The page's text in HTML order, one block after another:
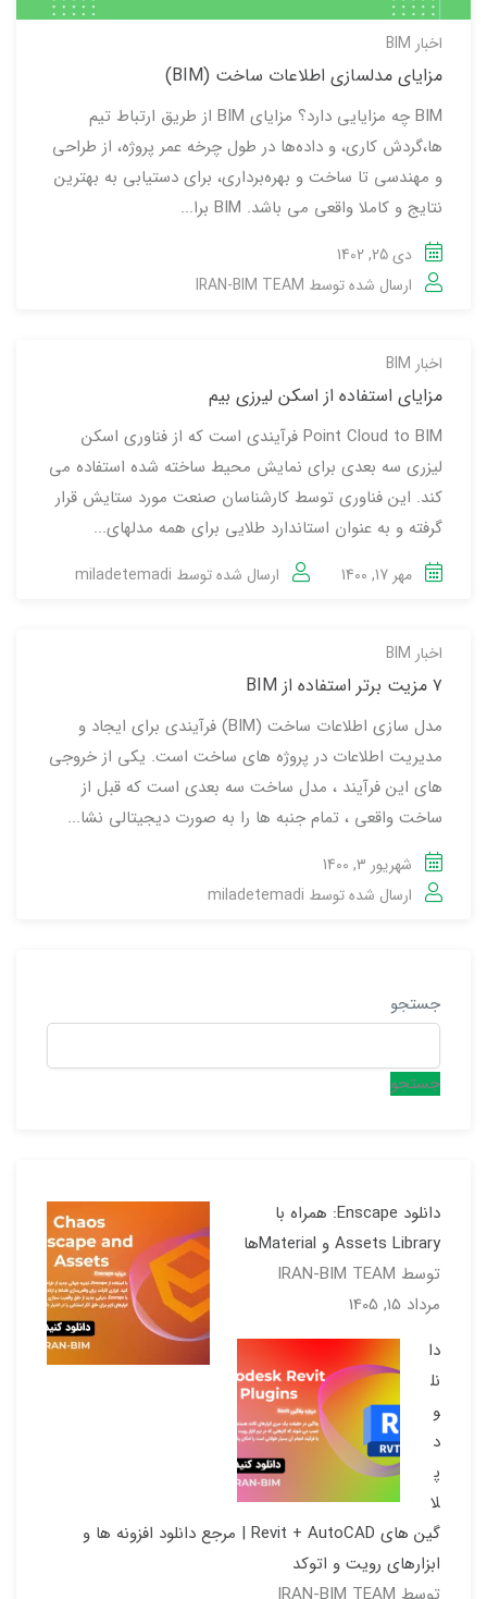
اخبار BIM
مزایای مدلسازی اطلاعات ساخت (BIM)
BIM چه مزایایی دارد؟ مزایای BIM از طریق ارتباط تیم
ها،گردش کاری، و داده‌ها در طول چرخه عمر پروژه، از طراحی
و مهندسی تا ساخت و بهره‌برداری، برای دستیابی به بهترین
نتایج و کاملا واقعی می باشد. BIM برا...
دی 25, 1402
ارسال شده توسط IRAN-BIM TEAM
اخبار BIM
مزایای استفاده از اسکن لیرزی بیم
Point Cloud to BIM فرآیندی است که از فناوری اسکن
لیزری سه بعدی برای نمایش محیط ساخته شده استفاده می
کند. این فناوری توسط کارشناسان صنعت مورد ستایش قرار
گرفته و به عنوان استاندارد طلایی برای همه مدلهای...
مهر 17, 1400 ارسال شده توسط miladetemadi
اخبار BIM
۷ مزیت برتر استفاده از BIM
مدل سازی اطلاعات ساخت (BIM) فرآیندی برای ایجاد و
مدیریت اطلاعات در پروژه های ساخت است. یکی از خروجی
های این فرآیند ، مدل ساخت سه بعدی است که قبل از
ساخت واقعی ، تمام جنبه ها را به صورت دیجیتالی نشا...
شهریور 3, 1400
ارسال شده توسط miladetemadi
جستجو
جستجو
دانلود Enscape: همراه با
Assets Library و Materialها
توسط IRAN-BIM TEAM
مرداد 15, 1405
دا
نل
و
د
پ
لا
گین های Revit + AutoCAD | مرجع دانلود افزونه ها و
ابزارهای رویت و اتوکد